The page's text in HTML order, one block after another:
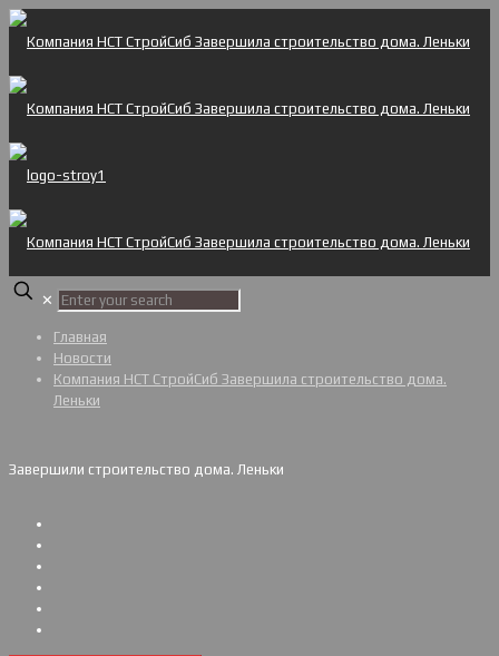
✕
Главная
Новости
Компания НСТ СтройСиб Завершила строительство дома.
Леньки
Завершили строительство дома. Леньки